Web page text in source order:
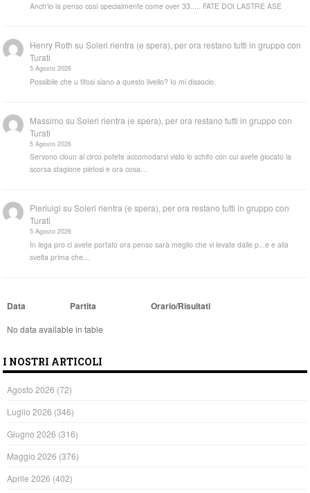
Anch'io la penso così specialmente come over 33..... FATE DOI LASTRE ASE
Henry Roth suSoleri rientra (e spera), per ora restano tutti in gruppo con
Turati
5 Agosto 2026
Possibile che u tifosi siano a questo livello? Io mi dissocio.
Massimo suSoleri rientra (e spera), per ora restano tutti in gruppo con
Turati
5 Agosto 2026
Servono cloun al circo potete accomodarvi visto lo schifo con cui avete giocato la
scorsa stagione pietosi e ora cosa…
Pierluigi suSoleri rientra (e spera), per ora restano tutti in gruppo con
Turati
5 Agosto 2026
In lega pro ci avete portato ora penso sarà meglio che vi levate dalle p...e e alla
svelta prima che…
Data Partita Orario/Risultati
No data available in table
I NOSTRI ARTICOLI
Agosto 2026 (72)
Luglio 2026 (346)
Giugno 2026 (316)
Maggio 2026 (376)
Aprile 2026 (402)